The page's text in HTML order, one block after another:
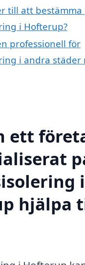
till att bestämma
i Hofterup?
professionell för
i andra städer
ett
i
hjälpa